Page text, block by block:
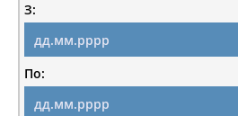
З:
По: